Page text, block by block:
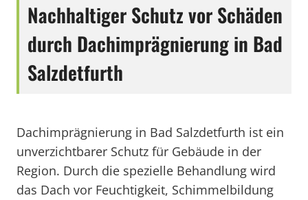
Nachhaltiger Schutz vor Schäden
durch Dachimprägnierung in Bad
Salzdetfurth
Dachimprägnierung in Bad Salzdetfurth ist ein
unverzichtbarer Schutz für Gebäude in der
Region. Durch die spezielle Behandlung wird
das Dach vor Feuchtigkeit, Schimmelbildung